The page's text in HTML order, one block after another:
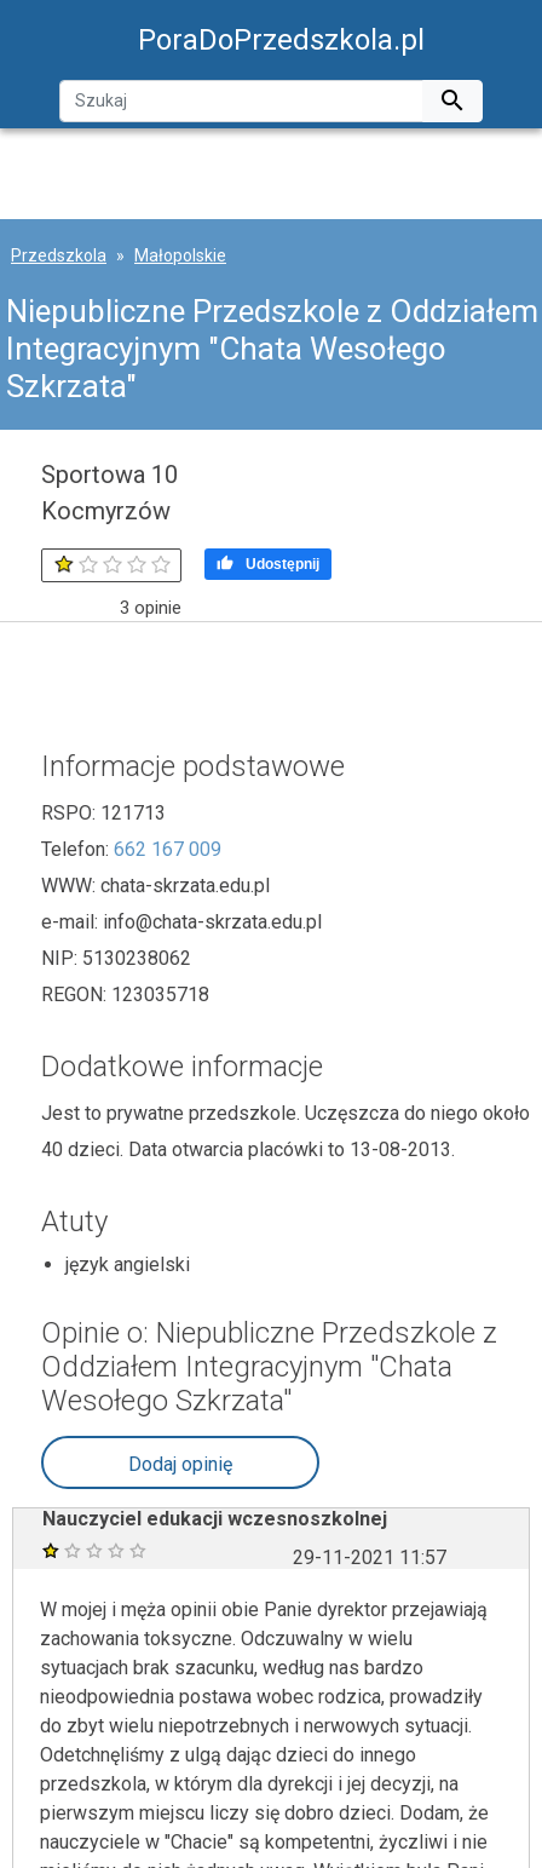
PoraDoPrzedszkola.pl

Przedszkola Małopolskie
Niepubliczne Przedszkole z Oddziałem
Integracyjnym "Chata Wesołego
Szkrzata"
Sportowa 10
Kocmyrzów
3 opinie
 Udostępnij
Informacje podstawowe
RSPO: 121713
Telefon: 662 167 009
WWW: chata-skrzata.edu.pl
e-mail: info@chata-skrzata.edu.pl
NIP: 5130238062
REGON: 123035718
Dodatkowe informacje
Jest to prywatne przedszkole. Uczęszcza do niego około
40 dzieci. Data otwarcia placówki to 13-08-2013.
Atuty
język angielski
Opinie o: Niepubliczne Przedszkole z
Oddziałem Integracyjnym "Chata
Wesołego Szkrzata"
Dodaj opinię
Nauczyciel edukacji wczesnoszkolnej
29-11-2021 11:57
W mojej i męża opinii obie Panie dyrektor przejawiają
zachowania toksyczne. Odczuwalny w wielu
sytuacjach brak szacunku, według nas bardzo
nieodpowiednia postawa wobec rodzica, prowadziły
do zbyt wielu niepotrzebnych i nerwowych sytuacji.
Odetchnęliśmy z ulgą dając dzieci do innego
przedszkola, w którym dla dyrekcji i jej decyzji, na
pierwszym miejscu liczy się dobro dzieci. Dodam, że
nauczyciele w "Chacie" są kompetentni, życzliwi i nie